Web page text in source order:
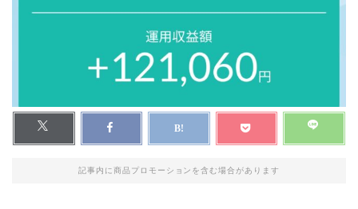
記事内に商品プロモーションを含む場合があります